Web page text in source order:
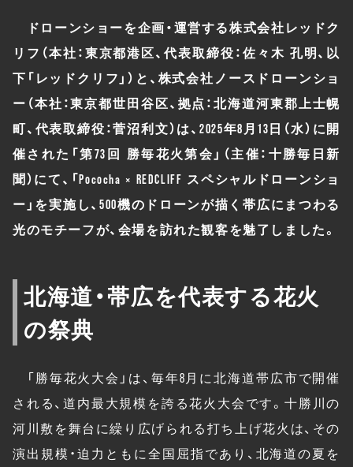
ドローンショーを企画・運営する株式会社レッドク
リフ（本社：東京都港区、代表取締役：佐々木 孔明、以
下「レッドクリフ」）と、株式会社ノースドローンショ
ー（本社：東京都世田谷区、拠点：北海道河東郡上士幌
町、代表取締役：菅沼利文）は、2025年8月13日（水）に開
催された「第73回 勝毎花火第会」（主催：十勝毎日新
聞）にて、「Pococha × REDCLIFF スペシャルドローンショ
ー」を実施し、500機のドローンが描く帯広にまつわる
光のモチーフが、会場を訪れた観客を魅了しました。
北海道・帯広を代表する花火
の祭典
「勝毎花火大会」は、毎年8月に北海道帯広市で開催
される、道内最大規模を誇る花火大会です。十勝川の
河川敷を舞台に繰り広げられる打ち上げ花火は、その
演出規模・迫力ともに全国屈指であり、北海道の夏を